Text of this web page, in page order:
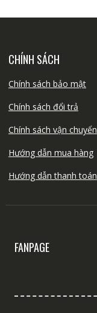
CHÍNH SÁCH
Chính sách bảo mật
Chính sách đổi trả
Chính sách vận chuyển
Hướng dẫn mua hàng
Hướng dẫn thanh toán
FANPAGE